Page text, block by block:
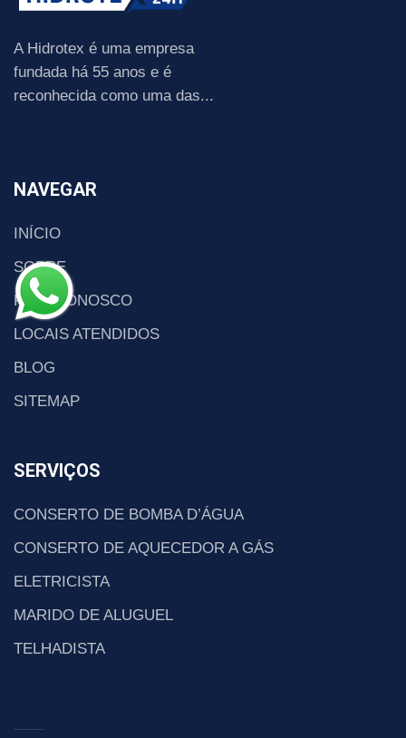
A Hidrotex é uma empresa
fundada há 55 anos e é
reconhecida como uma das...
NAVEGAR
INÍCIO
SOBRE
FALE CONOSCO
LOCAIS ATENDIDOS
BLOG
SITEMAP
SERVIÇOS
CONSERTO DE BOMBA D’ÁGUA
CONSERTO DE AQUECEDOR A GÁS
ELETRICISTA
MARIDO DE ALUGUEL
TELHADISTA